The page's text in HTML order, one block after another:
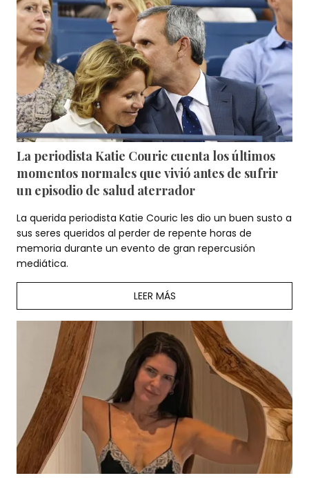
La periodista Katie Couric cuenta los últimos
momentos normales que vivió antes de sufrir
un episodio de salud aterrador
La querida periodista Katie Couric les dio un buen susto a
sus seres queridos al perder de repente horas de
memoria durante un evento de gran repercusión
mediática.
LEER MÁS